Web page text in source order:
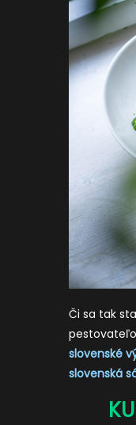
Či sa tak
slovenské
slovenská